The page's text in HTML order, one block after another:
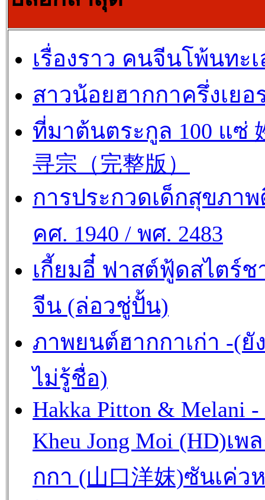
เรื่องราว คนจีนโพ้นทะ
สาวน้อยฮากกาครึ่งเยอ
ที่มาต้นตระกูล 100 แซ่
寻宗（完整版）
การประกวดเด็กสุขภา
คศ. 1940 / พศ. 2483
เกี้ยมอี๋ ฟาสต์ฟู้ดสไตร์ช
จีน (ล่อวชู่ปั้น)
ภาพยนต์ฮากกาเก่า -(ยั
ไม่รู้ชื่อ)
Hakka Pitton & Melani -
Kheu Jong Moi (HD)เพ
กกา (山口洋妺)ซันเค่ว